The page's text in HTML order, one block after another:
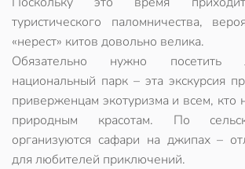
туристического паломничества,
«нерест» китов довольно велика.
Обязательно нужно посетить
национальный парк – эта экскурсия
приверженцам экотуризма и всем, кто
природным красотам. По
организуются сафари на джипах –
для любителей приключений.